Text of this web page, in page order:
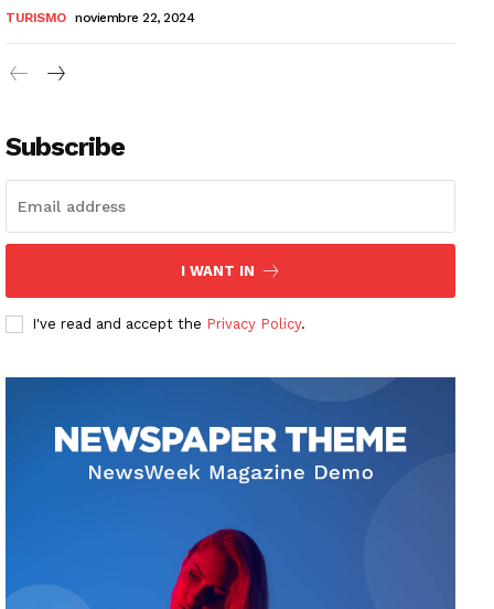
TURISMO noviembre 22, 2024
Subscribe
I WANT IN
I've read and accept the Privacy Policy.